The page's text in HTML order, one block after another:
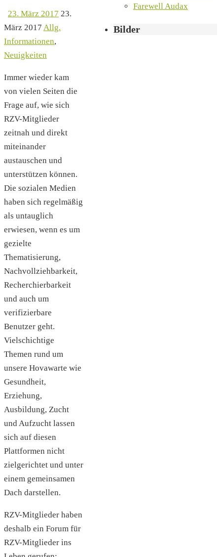
23. März 2017 23.
März 2017 Allg.
Informationen,
Neuigkeiten
Immer wieder kam
von vielen Seiten die
Frage auf, wie sich
RZV-Mitglieder
zeitnah und direkt
miteinander
austauschen und
unterstützen können.
Die sozialen Medien
haben sich regelmäßig
als untauglich
erwiesen, wenn es um
gezielte
Thematisierung,
Nachvollziehbarkeit,
Recherchierbarkeit
und auch um
verifizierbare
Benutzer geht.
Vielschichtige
Themen rund um
unsere Hovawarte wie
Gesundheit,
Erziehung,
Ausbildung, Zucht
und Aufzucht lassen
sich auf diesen
Plattformen nicht
zielgerichtet und unter
einem gemeinsamen
Dach darstellen.
RZV-Mitglieder haben
deshalb ein Forum für
RZV-Mitglieder ins
Farewell Audax
Bilder